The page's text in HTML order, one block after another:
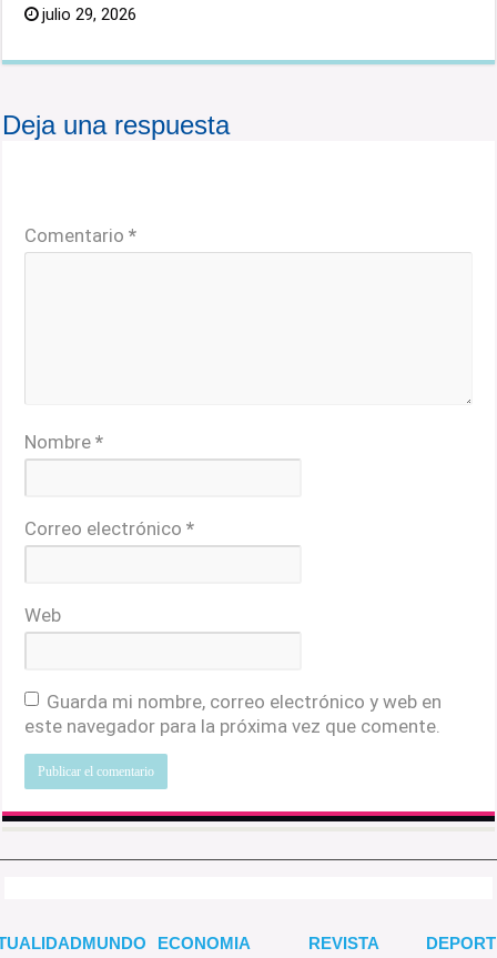
julio 29, 2026
Deja una respuesta
Comentario*
Nombre*
Correo electrónico*
Web
Guarda mi nombre, correo electrónico y web en
este navegador para la próxima vez que comente.
MUNDO ECONOMIA REVISTA